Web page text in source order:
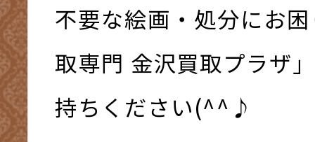
不要な絵画・処分にお
取専門 金沢買取プラザ
持ちください(^^♪